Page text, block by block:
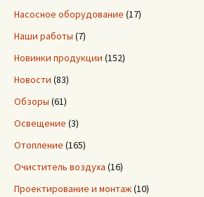
Насосное оборудование (17)
Наши работы (7)
Новинки продукции (152)
Новости (83)
Обзоры (61)
Освещение (3)
Отопление (165)
Очиститель воздуха (16)
Проектирование и монтаж(10)